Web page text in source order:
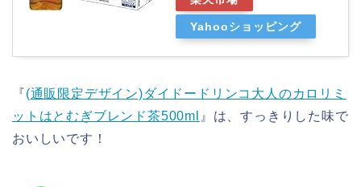
Yahooショッピング
『(通販限定デザイン)ダイドードリンコ大人のカロリミ
ットはとむぎブレンド茶500ml 』は、すっきりした味で
おいしいです！